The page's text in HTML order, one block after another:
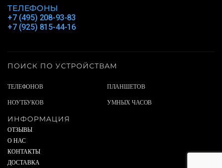
ТЕЛЕФОНЫ
+7 (495) 208-93-83
+7 (925) 815-44-16
ПОИСК ПО УСТРОЙСТВАМ
ТЕЛЕФОНОВ ПЛАНШЕТОВ
НОУТБУКОВ УМНЫХ ЧАСОВ
ИНФОРМАЦИЯ
ОТЗЫВЫ
О НАС
КОНТАКТЫ
ДОСТАВКА